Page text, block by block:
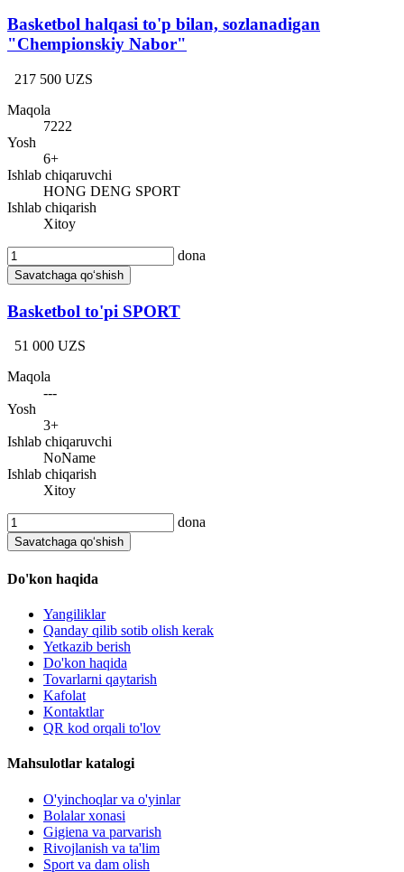
Basketbol halqasi to'p bilan, sozlanadigan
"Chempionskiy Nabor"
217 500 UZS
Maqola
7222
Yosh
6+
Ishlab chiqaruvchi
HONG DENG SPORT
Ishlab chiqarish
Xitoy
dona
Savatchaga qo‘shish
Basketbol to'pi SPORT
51 000 UZS
Maqola
---
Yosh
3+
Ishlab chiqaruvchi
NoName
Ishlab chiqarish
Xitoy
dona
Savatchaga qo‘shish
Do'kon haqida
Yangiliklar
Qanday qilib sotib olish kerak
Yetkazib berish
Do'kon haqida
Tovarlarni qaytarish
Kafolat
Kontaktlar
QR kod orqali to'lov
Mahsulotlar katalogi
O'yinchoqlar va o'yinlar
Bolalar xonasi
Gigiena va parvarish
Rivojlanish va ta'lim
Sport va dam olish